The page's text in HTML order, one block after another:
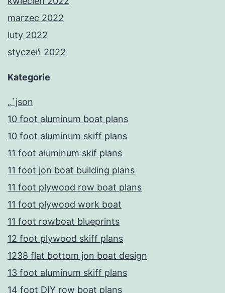
marzec 2022
luty 2022
styczeń 2022
Kategorie
„`json
10 foot aluminum boat plans
10 foot aluminum skiff plans
11 foot aluminum skif plans
11 foot jon boat building plans
11 foot plywood row boat plans
11 foot plywood work boat
11 foot rowboat blueprints
12 foot plywood skiff plans
1238 flat bottom jon boat design
13 foot aluminum skiff plans
14 foot DIY row boat plans